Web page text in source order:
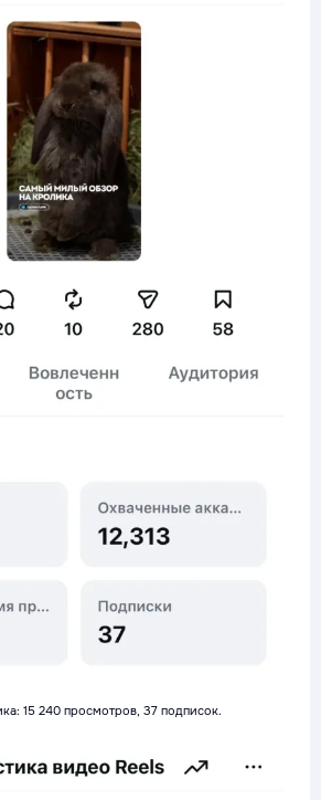
15 240 просмотров, 37 подписок.